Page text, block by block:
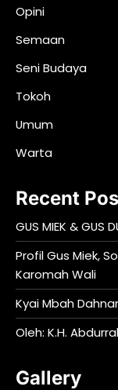
Opini
Semaan
Seni Budaya
Tokoh
Umum
Warta
Recent
GUS MIEK & GUS
Profil Gus Miek,
Karomah Wali
Kyai Mbah
Oleh: K.H.
Gallery